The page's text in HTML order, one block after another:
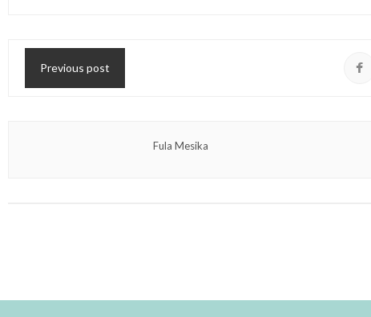
Previous post
Fula Mesika